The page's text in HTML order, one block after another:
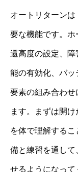
オートリターン
要な機能です。
還高度の設定、
能の有効化、バ
要素の組み合わ
ます。まずは開
を体で理解する
備と練習を通し
せるようになって